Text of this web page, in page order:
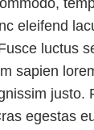
eleifend
luctus
sapien
justo.
egestas